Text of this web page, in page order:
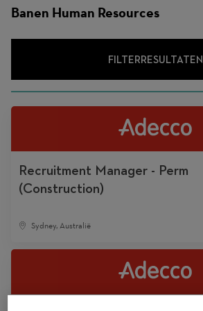
Banen Human Resources
FILTERRESULTATEN
Recruitment Manager - Perm
(Construction)
Sydney, Australië